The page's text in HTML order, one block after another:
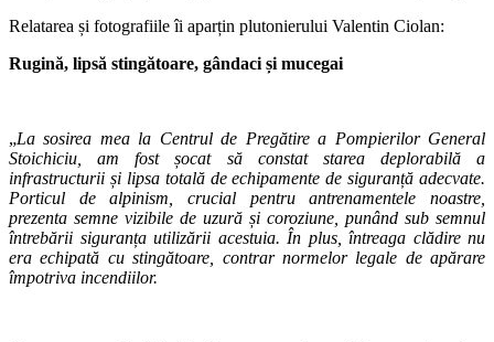
Relatarea și fotografiile îi aparțin plutonierului Valentin Ciolan:
Rugină, lipsă stingătoare, gândaci și mucegai
„La sosirea mea la Centrul de Pregătire a Pompierilor General
Stoichiciu, am fost șocat să constat starea deplorabilă a
infrastructurii și lipsa totală de echipamente de siguranță adecvate.
Porticul de alpinism, crucial pentru antrenamentele noastre,
prezenta semne vizibile de uzură și coroziune, punând sub semnul
întrebării siguranța utilizării acestuia. În plus, întreaga clădire nu
era echipată cu stingătoare, contrar normelor legale de apărare
împotriva incendiilor.